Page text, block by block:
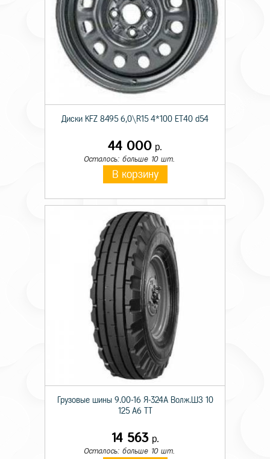
Диски KFZ 8495 6,0\R15 4*100 ET40 d54
44 000 р.
Осталось: больше 10 шт.
В корзину
Грузовые шины 9.00-16 Я-324А Волж.ШЗ 10
125 A6 TT
14 563р.
Осталось: больше 10 шт.